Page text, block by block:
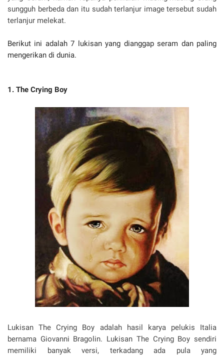
sungguh berbeda dan itu sudah terlanjur image tersebut sudah
terlanjur melekat.
Berikut ini adalah 7 lukisan yang dianggap seram dan paling
mengerikan di dunia.
1. The Crying Boy
Lukisan The Crying Boy adalah hasil karya pelukis Italia
bernama Giovanni Bragolin. Lukisan The Crying Boy sendiri
memiliki banyak versi, terkadang ada pula yang